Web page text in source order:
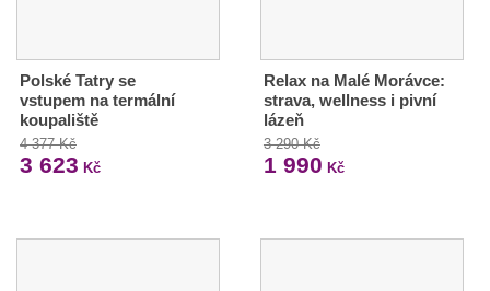
Polské Tatry se
vstupem na termální
koupaliště
4 377 Kč
3 623 Kč
Relax na Malé Morávce:
strava, wellness i pivní
lázeň
3 290 Kč
1 990 Kč